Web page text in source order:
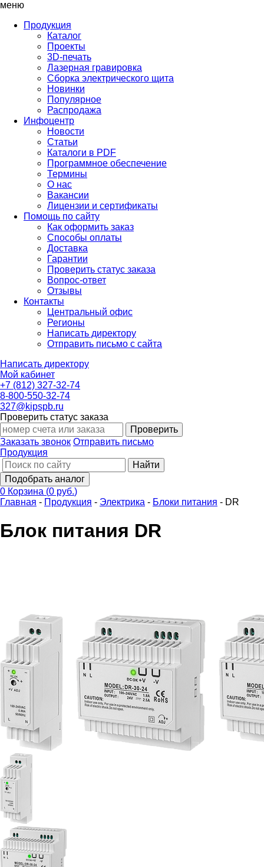
меню
Продукция
Каталог
Проекты
3D-печать
Лазерная гравировка
Сборка электрического щита
Новинки
Популярное
Распродажа
Инфоцентр
Новости
Статьи
Каталоги в PDF
Программное обеспечение
Термины
О нас
Вакансии
Лицензии и сертификаты
Помощь по сайту
Как оформить заказ
Способы оплаты
Доставка
Гарантии
Проверить статус заказа
Вопрос-ответ
Отзывы
Контакты
Центральный офис
Регионы
Написать директору
Отправить письмо с сайта
Написать директору
Мой кабинет
+7 (812) 327-32-74
8-800-550-32-74
327@kipspb.ru
Проверить статус заказа
Проверить
Заказать звонок Отправить письмо
Продукция
Найти
Подобрать аналог
0 Корзина (0 руб.)
Главная - Продукция - Электрика - Блоки питания - DR
Блок питания DR